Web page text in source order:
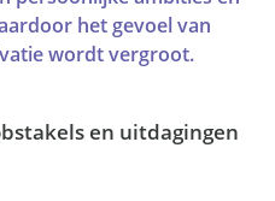
het gevoel van
wordt vergroot.
en uitdagingen